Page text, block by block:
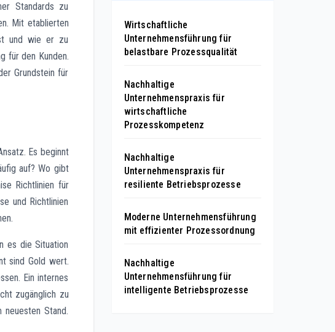
Standards zu
Mit etablierten
und wie er zu
für den Kunden.
Grundstein für
Es beginnt
auf? Wo gibt
Richtlinien für
und Richtlinien
es die Situation
sind Gold wert.
Ein internes
zugänglich zu
Stand.
Wirtschaftliche
Unternehmensführung für
belastbare Prozessqualität
Nachhaltige
Unternehmenspraxis für
wirtschaftliche
Prozesskompetenz
Nachhaltige
Unternehmenspraxis für
resiliente Betriebsprozesse
Moderne Unternehmensführung
mit effizienter Prozessordnung
Nachhaltige
Unternehmensführung für
intelligente Betriebsprozesse